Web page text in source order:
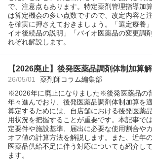
で、注意点もあります。特定薬剤管理指導加
は算定機会の多い点数ですので、改定内容と
を確実に押さえておきましょう。「選定療養
イオ後続品の説明」「バイオ医薬品の変更調
れぞれ解説します。
【2026廃止】後発医薬品調剤体制加算
26/05/01
薬剤師コラム編集部
※2026年に廃止になりました※後発医薬品の
年々進んでおり、後発医薬品調剤体制加算を
算定するためには、自店舗における後発医薬
用状況を把握することが重要です。本記事で
定要件や施設基準、届出に必要な使用割合や
オフ値の計算方法を解説します。また、近年
医薬品供給不足に伴う対応についても紹介し
ます。